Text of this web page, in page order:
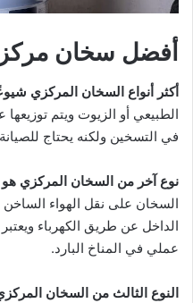
أفضل سخان
أكثر أنواع السخان المركزي
الطبيعي أو الزيوت ويتم
في التسخين ولكنه يحتاج للصيانة
نوع آخر من السخان المركزي هو
السخان على نقل الهواء
الداخل عن طريق الكهرباء ويعتبر
عملي في المناخ البارد.
النوع الثالث من السخان